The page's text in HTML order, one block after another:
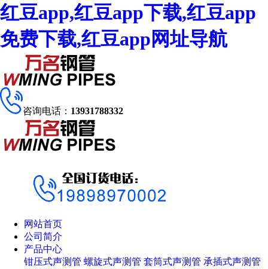
红豆app,红豆app下载,红豆app
免费下载,红豆app网址导航
咨询电话： 13931788332
网站首页
公司简介
产品中心
钳压式声测管 螺旋式声测管 套筒式声测管 承插式声测管